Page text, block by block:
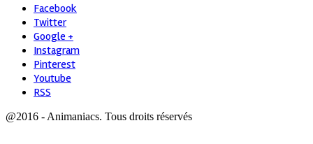
Facebook
Twitter
Google +
Instagram
Pinterest
Youtube
RSS
@2016 - Animaniacs. Tous droits réservés